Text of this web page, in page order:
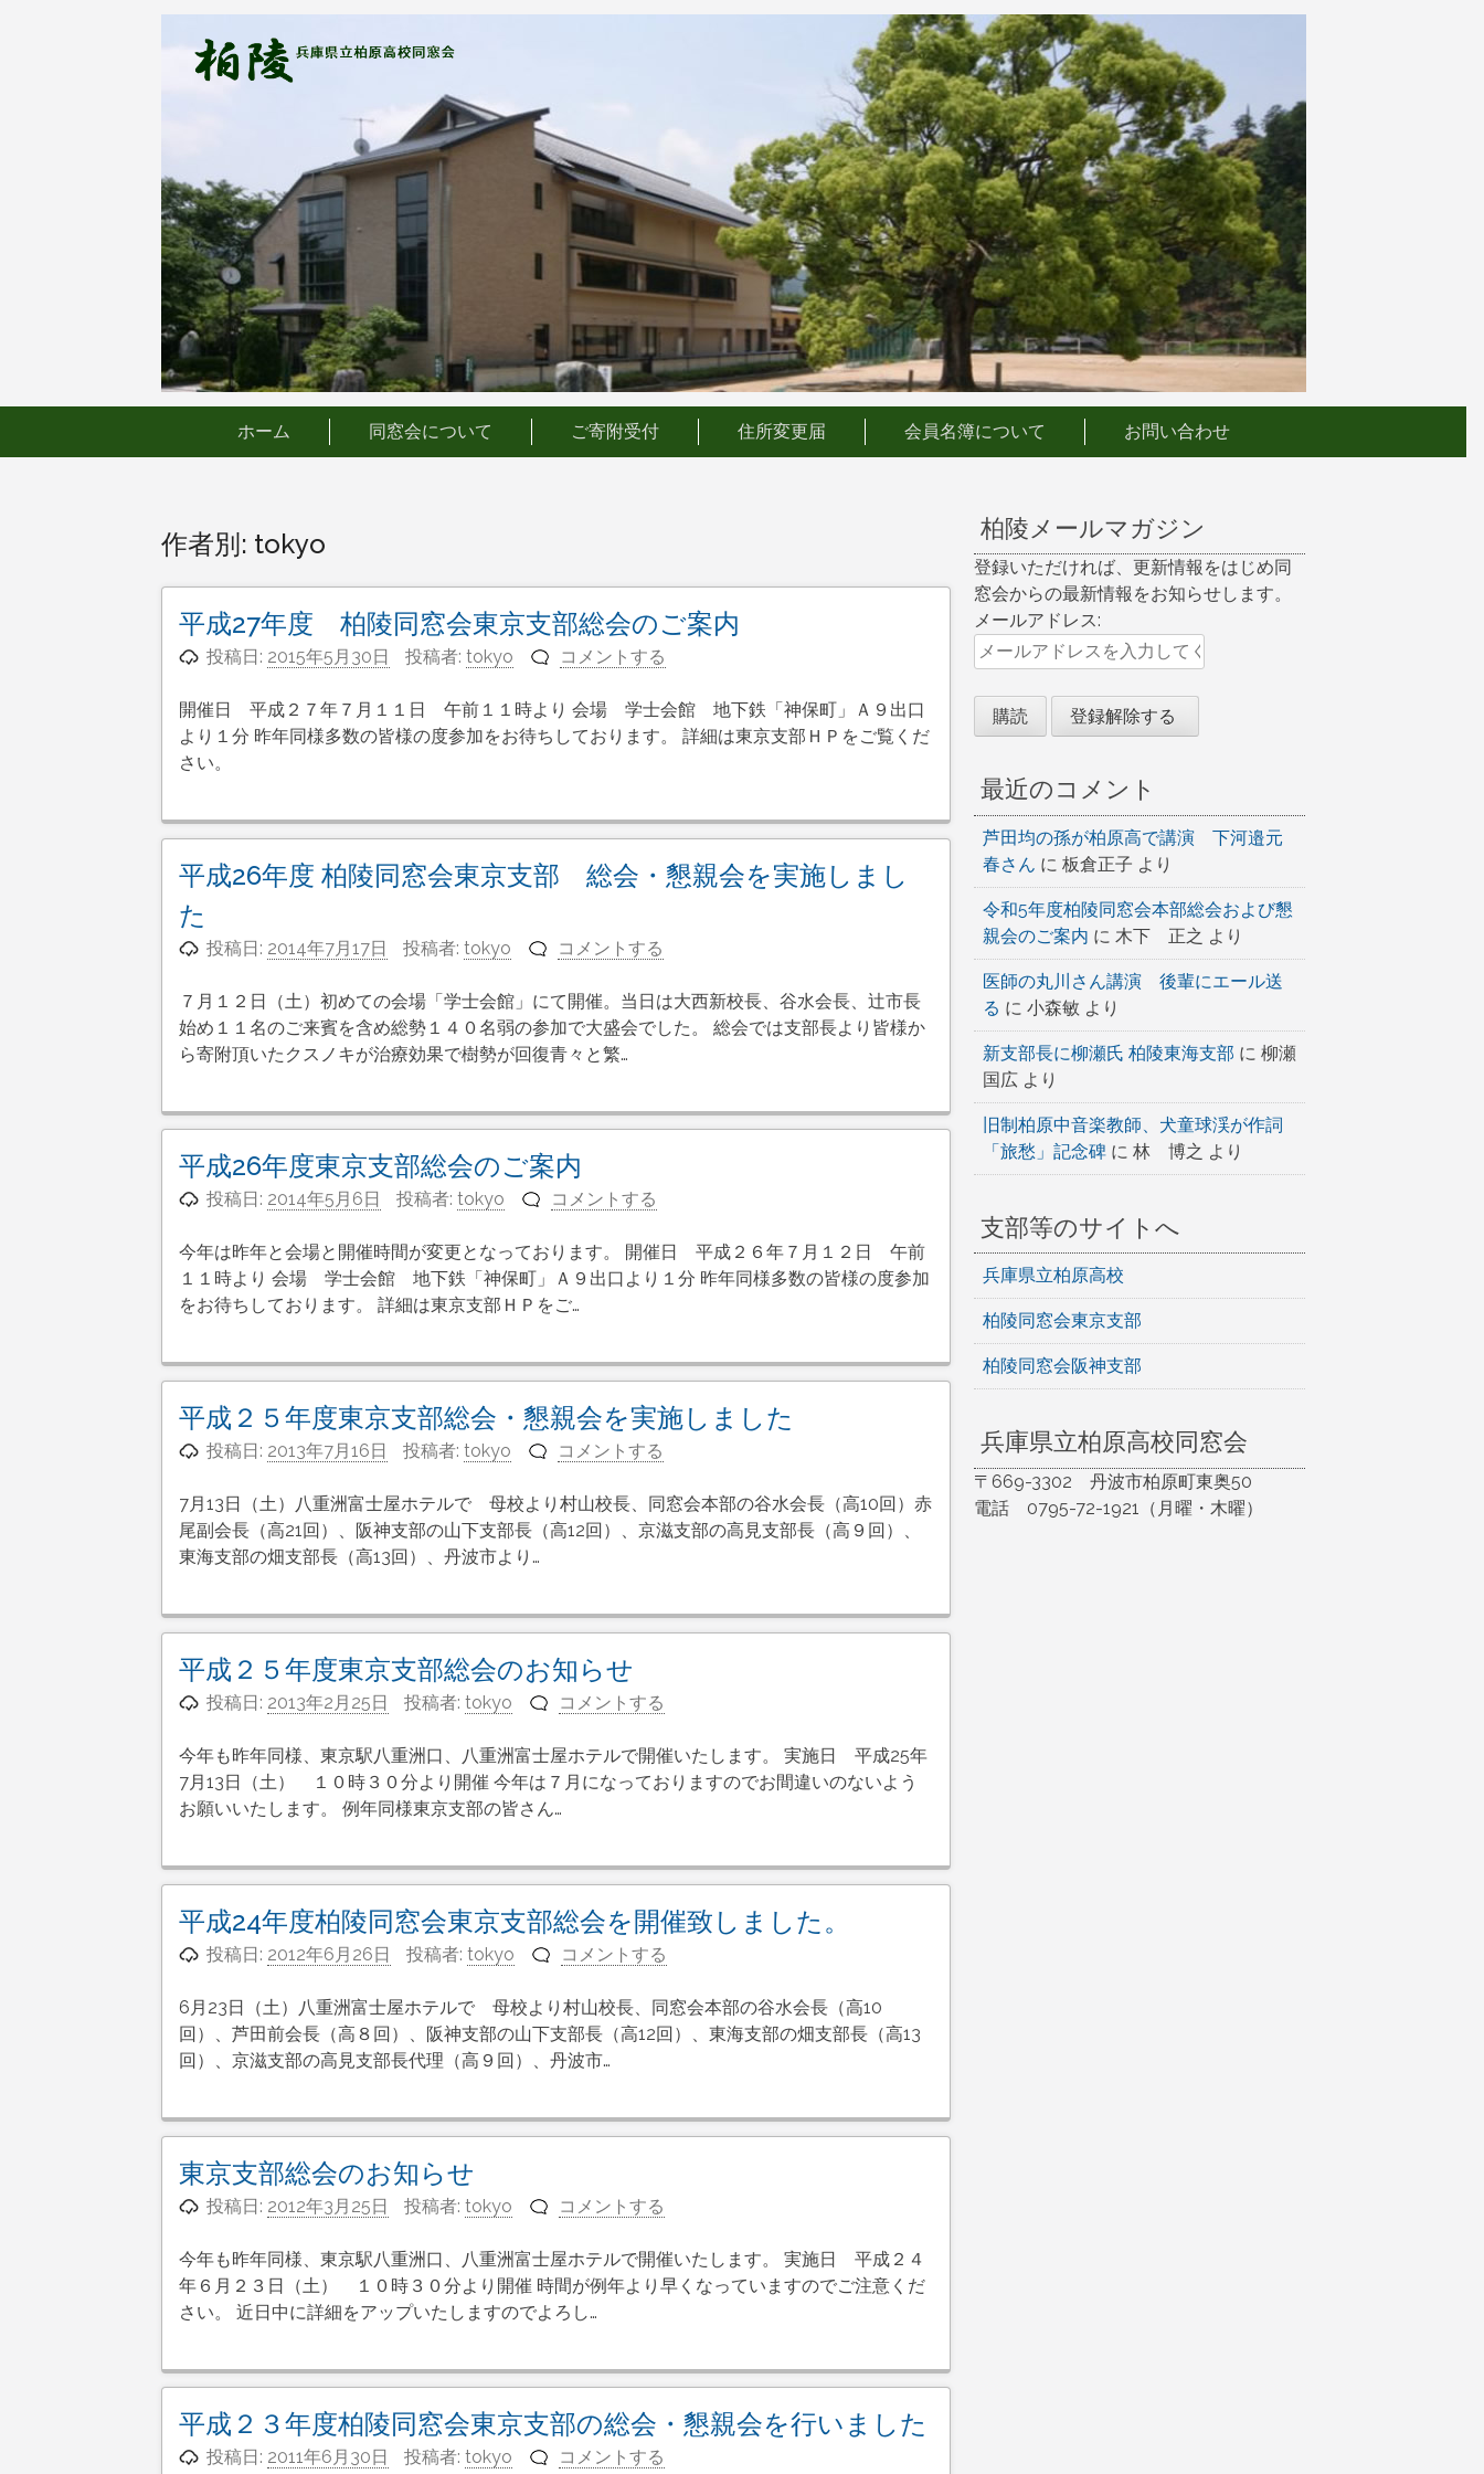
ス
キ
ッ
プ
ホーム 同窓会について ご寄附受付 住所変更届 会員名簿について お問い合わせ
作者別: tokyo
平成27年度 柏陵同窓会東京支部総会のご案内
投稿日: 2015年5月30日 投稿者:tokyo コメントする
開催日 平成２７年７月１１日 午前１１時より 会場 学士会館 地下鉄「神保町」Ａ９出口
より１分 昨年同様多数の皆様の度参加をお待ちしております。 詳細は東京支部ＨＰをご覧くだ
さい。
平成26年度 柏陵同窓会東京支部 総会・懇親会を実施しまし
た
投稿日: 2014年7月17日 投稿者:tokyo コメントする
７月１２日（土）初めての会場「学士会館」にて開催。当日は大西新校長、谷水会長、辻市長
始め１１名のご来賓を含め総勢１４０名弱の参加で大盛会でした。 総会では支部長より皆様か
ら寄附頂いたクスノキが治療効果で樹勢が回復青々と繁…
平成26年度東京支部総会のご案内
投稿日: 2014年5月6日 投稿者:tokyo コメントする
今年は昨年と会場と開催時間が変更となっております。 開催日 平成２６年７月１２日 午前
１１時より 会場 学士会館 地下鉄「神保町」Ａ９出口より１分 昨年同様多数の皆様の度参加
をお待ちしております。 詳細は東京支部ＨＰをご…
平成２５年度東京支部総会・懇親会を実施しました
投稿日: 2013年7月16日 投稿者:tokyo コメントする
7月13日（土）八重洲富士屋ホテルで 母校より村山校長、同窓会本部の谷水会長（高10回）赤
尾副会長（高21回）、阪神支部の山下支部長（高12回）、京滋支部の高見支部長（高９回）、
東海支部の畑支部長（高13回）、丹波市より…
平成２５年度東京支部総会のお知らせ
投稿日: 2013年2月25日 投稿者:tokyo コメントする
今年も昨年同様、東京駅八重洲口、八重洲富士屋ホテルで開催いたします。 実施日 平成25年
7月13日（土） １０時３０分より開催 今年は７月になっておりますのでお間違いのないよう
お願いいたします。 例年同様東京支部の皆さん…
平成24年度柏陵同窓会東京支部総会を開催致しました。
投稿日: 2012年6月26日 投稿者:tokyo コメントする
6月23日（土）八重洲富士屋ホテルで 母校より村山校長、同窓会本部の谷水会長（高10
回）、芦田前会長（高８回）、阪神支部の山下支部長（高12回）、東海支部の畑支部長（高13
回）、京滋支部の高見支部長代理（高９回）、丹波市…
東京支部総会のお知らせ
投稿日: 2012年3月25日 投稿者:tokyo コメントする
今年も昨年同様、東京駅八重洲口、八重洲富士屋ホテルで開催いたします。 実施日 平成２４
年６月２３日（土） １０時３０分より開催 時間が例年より早くなっていますのでご注意くだ
さい。 近日中に詳細をアップいたしますのでよろし…
平成２３年度柏陵同窓会東京支部の総会・懇親会を行いました
投稿日: 2011年6月30日 投稿者:tokyo コメントする
柏陵メールマガジン
登録いただければ、更新情報をはじめ同
窓会からの最新情報をお知らせします。
メールアドレス:
最近のコメント
芦田均の孫が柏原高で講演 下河邉元
春さん に 板倉正子 より
令和5年度柏陵同窓会本部総会および懇
親会のご案内 に 木下 正之 より
医師の丸川さん講演 後輩にエール送
る に 小森敏 より
新支部長に柳瀬氏 柏陵東海支部 に 柳瀬
国広より
旧制柏原中音楽教師、犬童球渓が作詞
「旅愁」記念碑に 林 博之 より
支部等のサイトへ
兵庫県立柏原高校
柏陵同窓会東京支部
柏陵同窓会阪神支部
兵庫県立柏原高校同窓会
〒669-3302 丹波市柏原町東奥50
電話 0795-72-1921（月曜・木曜）